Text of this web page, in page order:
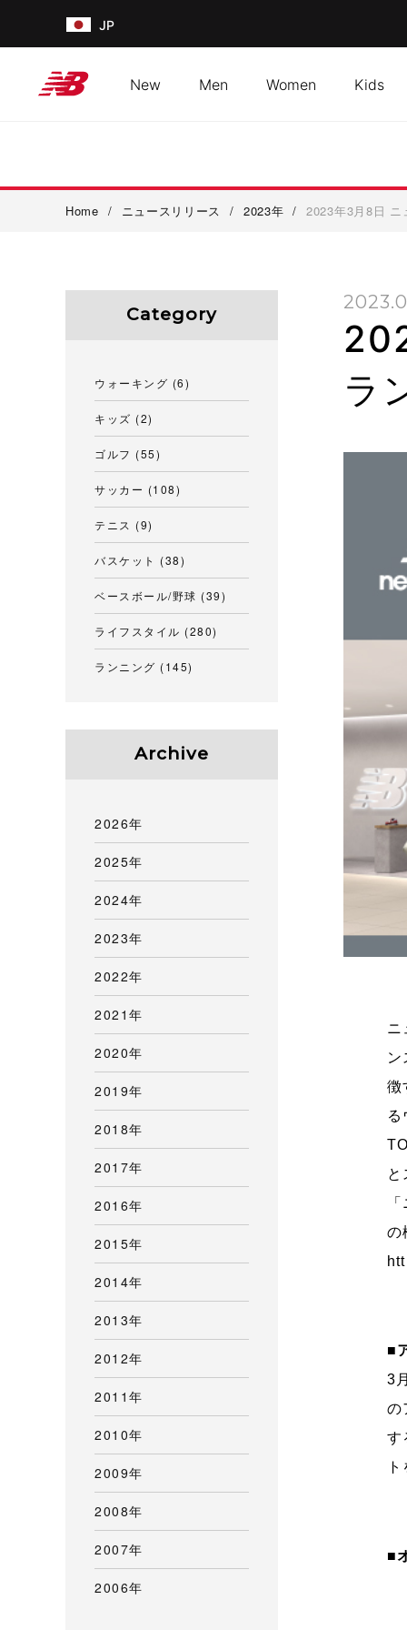
JP
New Men Women Kids
Home / ニュースリリース / 2023年 / 2023年3月8日 ニ
ラ
ニ
ン
徴
と
の
■
3
の
す
■
Category
ウォーキング (6)
キッズ (2)
ゴルフ (55)
サッカー (108)
テニス (9)
バスケット (38)
ベースボール/野球 (39)
ライフスタイル (280)
ランニング (145)
Archive
2026年
2025年
2024年
2023年
2022年
2021年
2020年
2019年
2018年
2017年
2016年
2015年
2014年
2013年
2012年
2011年
2010年
2009年
2008年
2007年
2006年